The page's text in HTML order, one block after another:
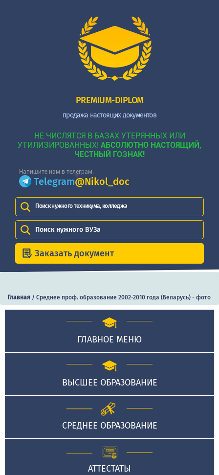
PREMIUM-DIPLOM
продажа настоящих документов
НЕ ЧИСЛЯТСЯ В БАЗАХ УТЕРЯННЫХ ИЛИ
УТИЛИЗИРОВАННЫХ! АБСОЛЮТНО НАСТОЯЩИЙ,
ЧЕСТНЫЙ ГОЗНАК!
Напишите нам в телеграм:
Telegram@Nikol_doc
Поиск нужного техникума, колледжа
Поиск нужного ВУЗа
Заказать документ
Главная / Среднее проф. образование 2002-2010 года (Беларусь) - фото
ГЛАВНОЕ МЕНЮ
ВЫСШЕЕ ОБРАЗОВАНИЕ
СРЕДНЕЕ ОБРАЗОВАНИЕ
АТТЕСТАТЫ